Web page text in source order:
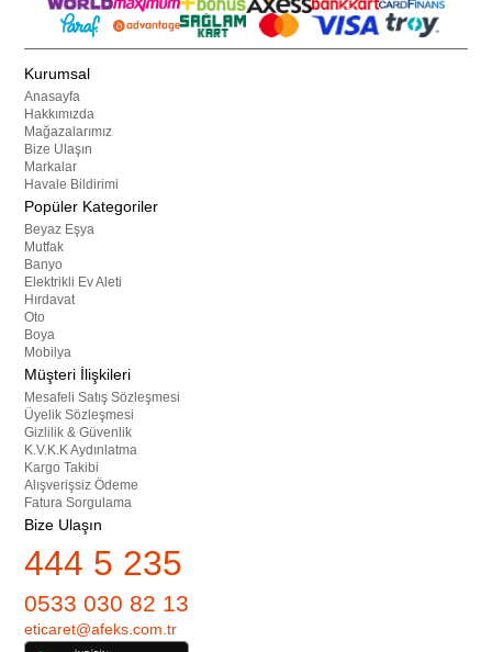
Kurumsal
Anasayfa
Hakkımızda
Mağazalarımız
Bize Ulaşın
Markalar
Havale Bildirimi
Popüler Kategoriler
Beyaz Eşya
Mutfak
Banyo
Elektrikli Ev Aleti
Hırdavat
Oto
Boya
Mobilya
Müşteri İlişkileri
Mesafeli Satış Sözleşmesi
Üyelik Sözleşmesi
Gizlilik & Güvenlik
K.V.K.K Aydınlatma
Kargo Takibi
Alışverişsiz Ödeme
Fatura Sorgulama
Bize Ulaşın
444 5 235
0533 030 82 13
eticaret@afeks.com.tr